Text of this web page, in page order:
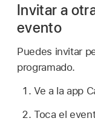
Invitar a
evento
Puedes invitar
programado.
Ve a la app
Toca el